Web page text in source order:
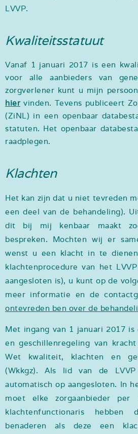
LVVP.
Kwaliteitsstatuut
Vanaf 1 januari 2017 is een
voor alle aanbieders van
zorgverlener kunt u mijn
hiervinden. Tevens publiceert
(ZiNL) in een openbaar
statuten. Het openbaar
raadplegen.
Klachten
Het kan zijn dat u niet tevreden
een deel van de behandeling).
dit bij mij kenbaar maakt
bespreken. Mochten wij er
wenst u een klacht in te
klachtenprocedure van het
aangesloten is), u kunt op de
meer informatie en de
ontevreden ben over de
Met ingang van 1 januari 2017
en geschillenregeling van
Wet kwaliteit, klachten en
(Wkkgz). Als lid van de
automatisch op aangesloten. In
moet elke zorgaanbieder
klachtenfunctionaris
benaderen als deze een